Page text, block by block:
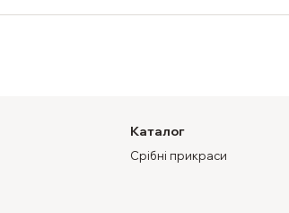
Каталог
Срібні прикраси